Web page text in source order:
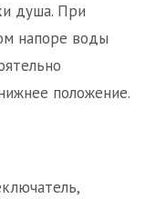
душа. При
напоре воды
положение.